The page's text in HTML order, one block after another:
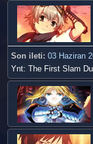
Son ileti: 03 Haziran
Ynt: The First Slam